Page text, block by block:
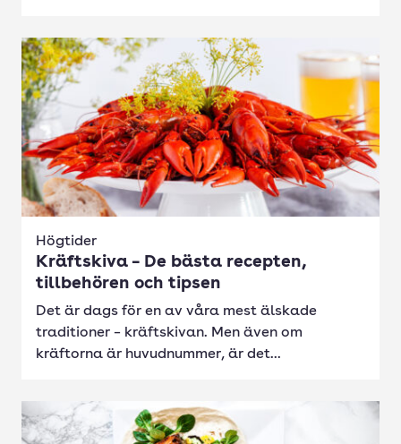
Högtider
Kräftskiva – De bästa recepten,
tillbehören och tipsen
Det är dags för en av våra mest älskade
traditioner – kräftskivan. Men även om
kräftorna är huvudnummer, är det...